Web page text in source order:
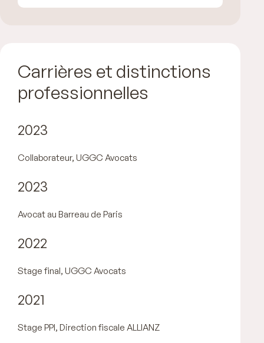
Carrières et distinctions
professionnelles
2023
Collaborateur, UGGC Avocats
2023
Avocat au Barreau de Paris
2022
Stage final, UGGC Avocats
2021
Stage PPI, Direction fiscale ALLIANZ